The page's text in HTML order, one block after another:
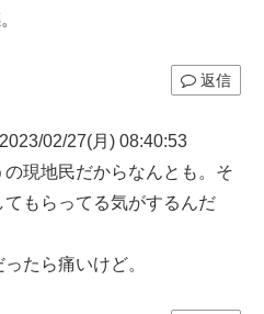
返信
02/27(月) 08:40:53
現地民だからなんとも。そ
もらってる気がするんだ
たら痛いけど。